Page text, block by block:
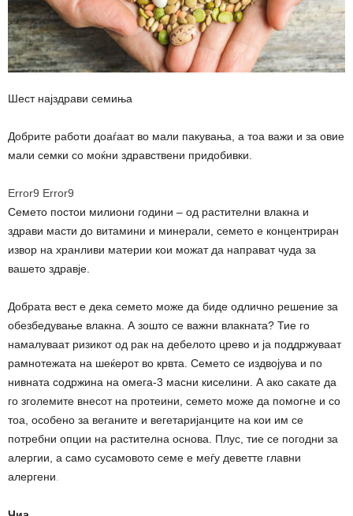
Шест најздрави семиња
Добрите работи доаѓаат во мали пакувања, а тоа важи и за овие
мали семки со моќни здравствени придобивки.
Error9 Error9
Семето постои милиони години – од растителни влакна и
здрави масти до витамини и минерали, семето е концентриран
извор на хранливи материи кои можат да направат чуда за
вашето здравје.
Добрата вест е дека семето може да биде одлично решение за
обезбедување влакна. А зошто се важни влакната? Тие го
намалуваат ризикот од рак на дебелото црево и ја поддржуваат
рамнотежата на шеќерот во крвта. Семето се издвојува и по
нивната содржина на омега-3 масни киселини. А ако сакате да
го зголемите внесот на протеини, семето може да помогне и со
тоа, особено за веганите и вегетаријанците на кои им се
потребни опции на растителна основа. Плус, тие се погодни за
алергии, а само сусамовото семе е меѓу деветте главни
алергени